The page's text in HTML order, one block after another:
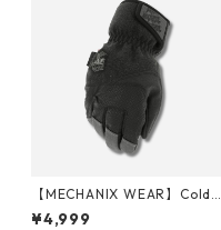
【MECHANIX WEAR】ColdW
ork WindShell Glove
¥4,999